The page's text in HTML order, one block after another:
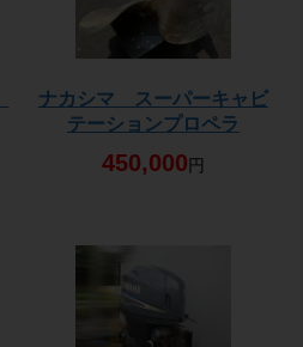
ナカシマ スーパーキャビ
テーションプロペラ
450,000 円